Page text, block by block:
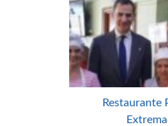
Restaurante